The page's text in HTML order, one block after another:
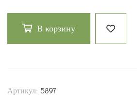
В корзину
Артикул: 5897